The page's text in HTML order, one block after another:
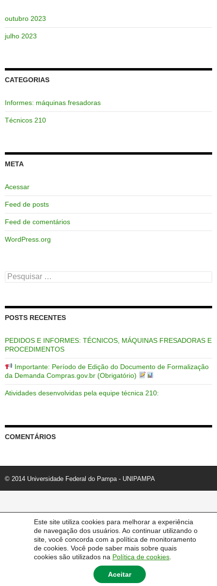
Este site utiliza cookies para melhorar a experiência
de navegação dos usuários. Ao continuar utilizando o
site, você concorda com a política de monitoramento
de cookies. Você pode saber mais sobre quais
cookies são utilizados na Política de cookies
Aceitar
outubro 2023
julho 2023
CATEGORIAS
Informes: máquinas fresadoras
Técnicos 210
META
Acessar
Feed de posts
Feed de comentários
WordPress.org
Pesquisar
por:
POSTS RECENTES
PEDIDOS E INFORMES: TÉCNICOS, MÁQUINAS FRESADORAS E
PROCEDIMENTOS
Importante: Período de Edição do Documento de Formalização
da Demanda Compras.gov.br (Obrigatório)
Atividades desenvolvidas pela equipe técnica 210:
COMENTÁRIOS
© 2014 Universidade Federal do Pampa - UNIPAMPA